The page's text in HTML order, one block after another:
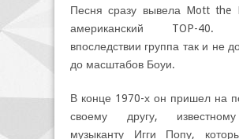
Песня сразу вывела Mott the
американский TOP-40.
впоследствии группа так и не
до масштабов Боуи.
В конце 1970-х он пришел на
своему другу,
музыканту Игги Попу,